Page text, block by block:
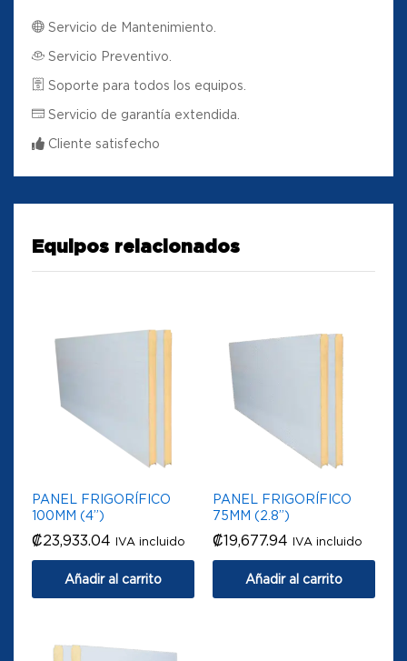
Servicio de Mantenimiento.
Servicio Preventivo.
Soporte para todos los equipos.
Servicio de garantía extendida.
Cliente satisfecho
Equipos relacionados
PANEL FRIGORÍFICO
100MM (4”)
₡23,933.04 IVA incluido
Añadir al carrito
PANEL FRIGORÍFICO
75MM (2.8”)
₡19,677.94 IVA incluido
Añadir al carrito